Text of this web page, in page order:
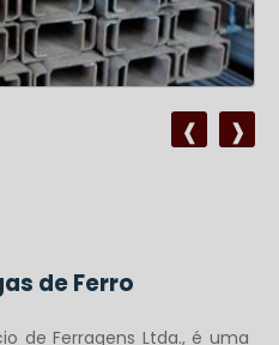
de Ferro
de Ferragens Ltda., é uma